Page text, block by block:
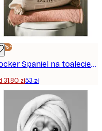
Cocker Spaniel na toalecie Plakat
31,80 zł53 zł